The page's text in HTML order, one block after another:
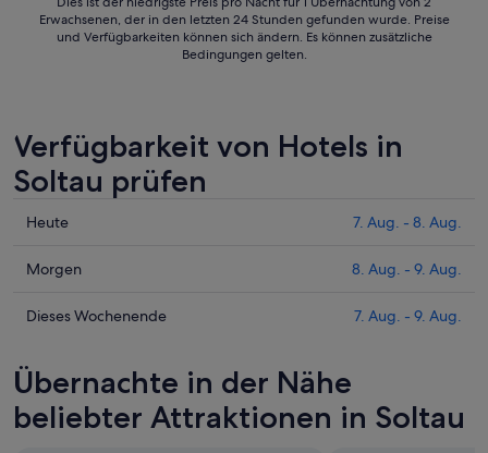
Erwachsenen, der in den letzten 24 Stunden gefunden wurde. Preise
und Verfügbarkeiten können sich ändern. Es können zusätzliche
Bedingungen gelten.
Verfügbarkeit von Hotels in
Soltau prüfen
Prüfe
Preise
Soltau
7.
Aug.
-
Heute 7. Aug. - 8. Aug.
Prüfe
Preise
Soltau
morgen
Nacht,
8.
Morgen 8. Aug. - 9. Aug.
Prüfe
Preise
für
Soltau
dieses
Dieses Wochenende 7. Aug. - 9. Aug.
Übernachte in der Nähe
beliebter Attraktionen in Soltau